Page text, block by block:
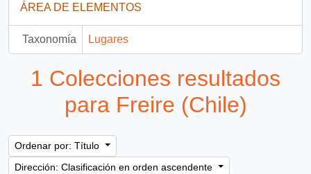
ÁREA DE ELEMENTOS
Taxonomía Lugares
1 Colecciones resultados
para Freire (Chile)
Ordenar por: Título
Dirección: Clasificación en orden ascendente